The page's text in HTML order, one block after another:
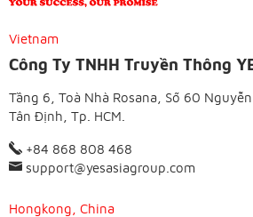
Vietnam
Công Ty TNHH Truyền Thông
Tầng 6, Toà Nhà Rosana, Số 60
Tân Định, Tp. HCM.
+84 868 808 468
support@yesasiagroup.com
Hongkong, China